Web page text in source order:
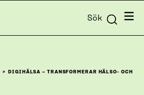
Sök Meny
DIGIHÄLSA – TRANSFORMERAR HÄLSO- OCH